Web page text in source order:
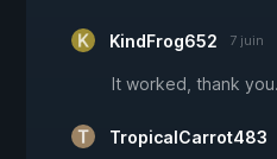
KindFrog652 7 juin
It worked, thank you.
TropicalCarrot483